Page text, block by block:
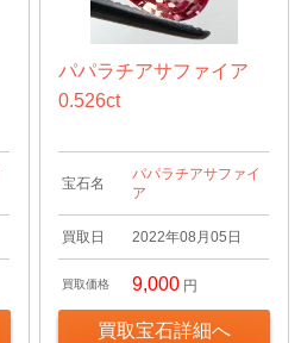
パパラチアサファイア
0.526ct
宝石名
パパラチアサファイ
ア
買取日 2022年08月05日
買取価格 9,000 円
買取宝石詳細へ